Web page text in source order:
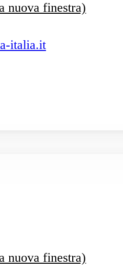
nuova finestra)
italia.it
nuova finestra)